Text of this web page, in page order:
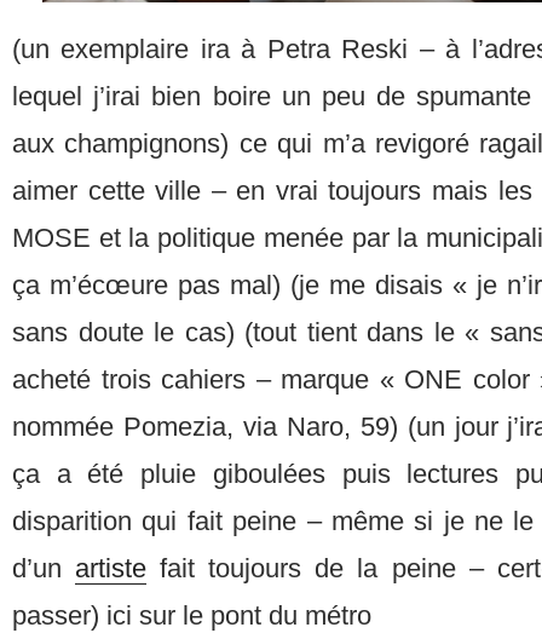
(un exemplaire ira à Petra Reski – à
lequel j’irai bien boire un peu de
aux champignons) ce qui m’a revigoré
aimer cette ville – en vrai toujours mais
MOSE et la politique menée par la
ça m’écœure pas mal) (je me disais « je
sans doute le cas) (tout tient dans le «
acheté trois cahiers – marque « ONE
nommée Pomezia, via Naro, 59) (un jour
ça a été pluie giboulées puis lectures
disparition qui fait peine – même si je ne
d’un artiste fait toujours de la peine –
passer) ici sur le pont du métro